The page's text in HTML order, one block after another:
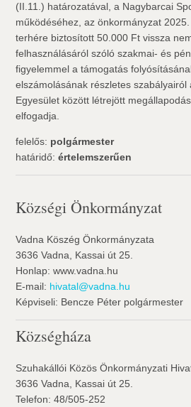
(II.11.) határozatával, a Nagybarcai
működéséhez, az önkormányzat
terhére biztosított 50.000 Ft vissza
felhasználásáról szóló szakmai- és
figyelemmel a támogatás
elszámolásának részletes
Egyesület között létrejött
elfogadja.
felelős: polgármester
határidő:értelemszerűen
Községi Önkormányzat
Vadna Köszég Önkormányzata
3636 Vadna, Kassai út 25.
Honlap: www.vadna.hu
E-mail: hivatal@vadna.hu
Képviseli: Bencze Péter polgármester
Községháza
Szuhakállói Közös Önkormányzati
3636 Vadna, Kassai út 25.
Telefon: 48/505-252